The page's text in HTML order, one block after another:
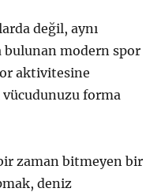
değil, aynı
bulunan modern spor
aktivitesine
forma
zaman bitmeyen bir
deniz